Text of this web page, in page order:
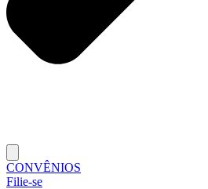
CONVÊNIOS
Filie-se